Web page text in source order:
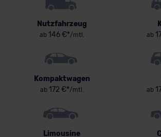
Nutzfahrzeug
ab146 €*/mtl. ab
Kompaktwagen
ab172 €*/mtl. ab
Limousine